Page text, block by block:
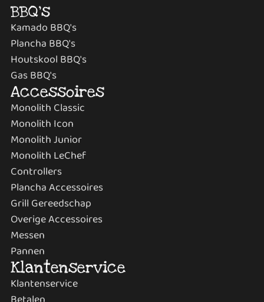
BBQ's
Kamado BBQ's
Plancha BBQ's
Houtskool BBQ's
Gas BBQ's
Accessoires
Monolith Classic
Monolith Icon
Monolith Junior
Monolith LeChef
Controllers
Plancha Accessoires
Grill Gereedschap
Overige Accessoires
Messen
Pannen
Klantenservice
Klantenservice